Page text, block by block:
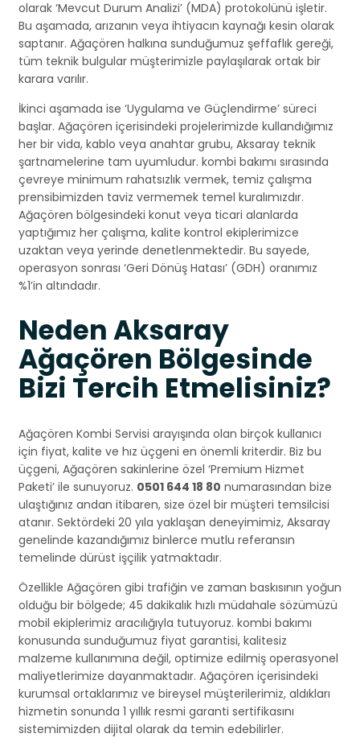
olarak ‘Mevcut Durum Analizi’ (MDA) protokolünü işletir.
Bu aşamada, arızanın veya ihtiyacın kaynağı kesin olarak
saptanır. Ağaçören halkına sunduğumuz şeffaflık gereği,
tüm teknik bulgular müşterimizle paylaşılarak ortak bir
karara varılır.
İkinci aşamada ise ‘Uygulama ve Güçlendirme’ süreci
başlar. Ağaçören içerisindeki projelerimizde kullandığımız
her bir vida, kablo veya anahtar grubu, Aksaray teknik
şartnamelerine tam uyumludur. kombi bakımı sırasında
çevreye minimum rahatsızlık vermek, temiz çalışma
prensibimizden taviz vermemek temel kuralımızdır.
Ağaçören bölgesindeki konut veya ticari alanlarda
yaptığımız her çalışma, kalite kontrol ekiplerimizce
uzaktan veya yerinde denetlenmektedir. Bu sayede,
operasyon sonrası ‘Geri Dönüş Hatası’ (GDH) oranımız
%1’in altındadır.
Neden Aksaray
Ağaçören Bölgesinde
Bizi Tercih Etmelisiniz?
Ağaçören Kombi Servisi arayışında olan birçok kullanıcı
için fiyat, kalite ve hız üçgeni en önemli kriterdir. Biz bu
üçgeni, Ağaçören sakinlerine özel ‘Premium Hizmet
Paketi’ ile sunuyoruz. 0501 644 18 80 numarasından bize
ulaştığınız andan itibaren, size özel bir müşteri temsilcisi
atanır. Sektördeki 20 yıla yaklaşan deneyimimiz, Aksaray
genelinde kazandığımız binlerce mutlu referansın
temelinde dürüst işçilik yatmaktadır.
Özellikle Ağaçören gibi trafiğin ve zaman baskısının yoğun
olduğu bir bölgede; 45 dakikalık hızlı müdahale sözümüzü
mobil ekiplerimiz aracılığıyla tutuyoruz. kombi bakımı
konusunda sunduğumuz fiyat garantisi, kalitesiz
malzeme kullanımına değil, optimize edilmiş operasyonel
maliyetlerimize dayanmaktadır. Ağaçören içerisindeki
kurumsal ortaklarımız ve bireysel müşterilerimiz, aldıkları
hizmetin sonunda 1 yıllık resmi garanti sertifikasını
sistemimizden dijital olarak da temin edebilirler.